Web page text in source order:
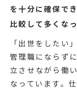
を十分に確保で
比較して多くなっ
「出世をしたい
管理職にならず
立させながら働
なっています。